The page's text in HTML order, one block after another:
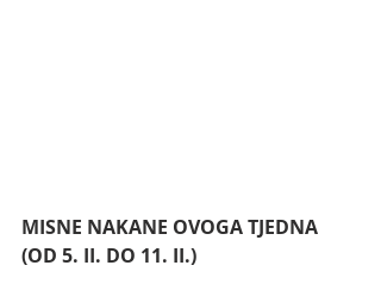
MISNE NAKANE OVOGA TJEDNA
(OD 5. II. DO 11. II.)